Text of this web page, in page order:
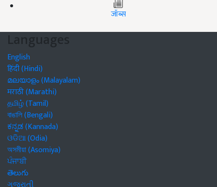
जॉब्स
Languages
English
हिंदी (Hindi)
മലയാളം (Malayalam)
मराठी (Marathi)
தமிழ் (Tamil)
বাঙালি (Bengali)
ಕನ್ನಡ (Kannada)
ଓଡିଆ (Odia)
অসমীয়া (Asomiya)
ਪੰਜਾਬੀ
తెలుగు